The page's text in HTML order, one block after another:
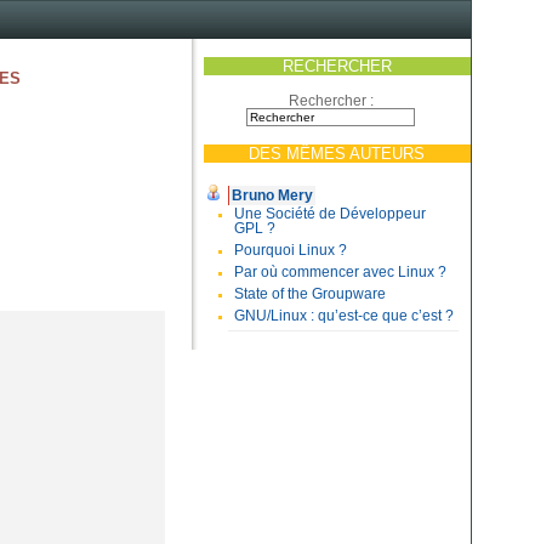
RECHERCHER
Rechercher :
DES MÊMES AUTEURS
Bruno Mery
Une Société de Développeur
GPL ?
Pourquoi Linux ?
Par où commencer avec Linux ?
State of the Groupware
GNU/Linux : qu’est-ce que c’est ?